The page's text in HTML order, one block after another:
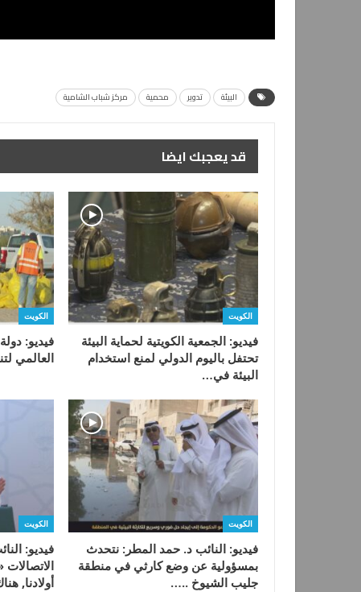
البيئة تدوير محمية مركز شباب الشامية
قد يعجبك ايضا
الكويت
فيديو: الجمعية الكويتية لحماية البيئة
تحتفل باليوم الدولي لمنع استخدام
البيئة في…
الكويت
فيديو:
العالمي
الكويت
فيديو: النائب د. حمد المطر: نتحدث
بمسؤولية عن وضع كارثي في منطقة
جليب الشيوخ ..…
الكويت
فيديو:
الاتصالات
أولادنا,